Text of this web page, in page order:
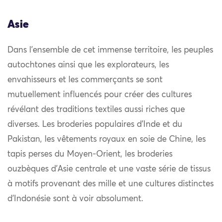
Asie
Dans l’ensemble de cet immense territoire, les peuples
autochtones ainsi que les explorateurs, les
envahisseurs et les commerçants se sont
mutuellement influencés pour créer des cultures
révélant des traditions textiles aussi riches que
diverses. Les broderies populaires d’Inde et du
Pakistan, les vêtements royaux en soie de Chine, les
tapis perses du Moyen-Orient, les broderies
ouzbèques d’Asie centrale et une vaste série de tissus
à motifs provenant des mille et une cultures distinctes
d’Indonésie sont à voir absolument.